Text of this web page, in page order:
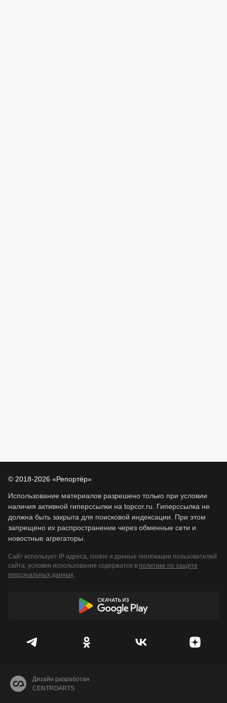
© 2018-2026 «Репортёр»
Использование материалов разрешено только при условии
наличия активной гиперссылки на topcor.ru. Гиперссылка не
должна быть закрыта для поисковой индексации. При этом
запрещено их распространение через обменные сети и
новостные агрегаторы.
Сайт использует IP адреса, cookie и данные геолокации пользователей
сайта, условия использования содержатся в политике по защите
персональных данных.
Дизайн разработан
CENTROARTS